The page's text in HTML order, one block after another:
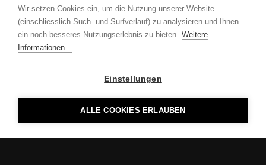
Wir setzen Cookies ein, um die Nutzung unserer Website
(einschliesslich Such- und Surfverlauf) zu analysieren und Ihnen
ein noch besseres Nutzungserlebnis zu bieten. Weitere
Informationen...
Einstellungen
ALLE COOKIES ERLAUBEN